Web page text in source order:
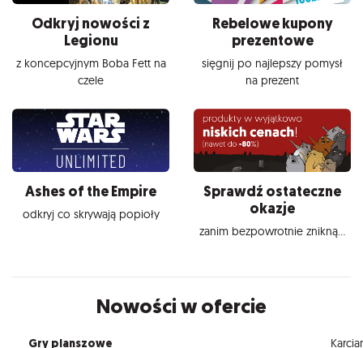
Odkryj nowości z
Legionu
z koncepcyjnym Boba Fett na
czele
Rebelowe kupony
prezentowe
sięgnij po najlepszy pomysł
na prezent
Ashes of the Empire
odkryj co skrywają popioły
Sprawdź ostateczne
okazje
zanim bezpowrotnie znikną...
Nowości w ofercie
Gry planszowe